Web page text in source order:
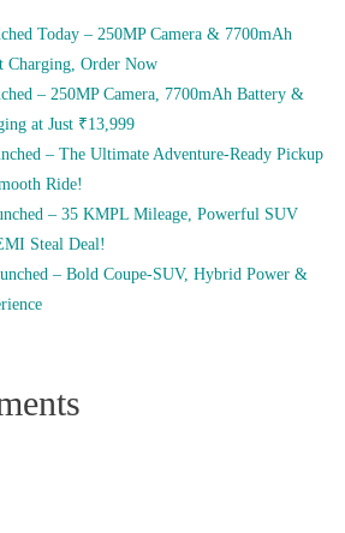
Today – 250MP Camera & 7700mAh
Charging, Order Now
– 250MP Camera, 7700mAh Battery &
at Just ₹13,999
– The Ultimate Adventure-Ready Pickup
Ride!
– 35 KMPL Mileage, Powerful SUV
Steal Deal!
– Bold Coupe-SUV, Hybrid Power &